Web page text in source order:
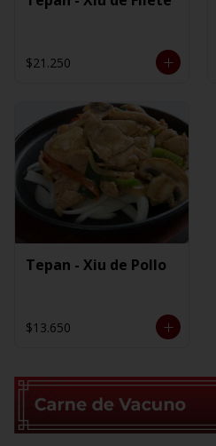
$21.250
Tepan - Xiu de Pollo
$13.650